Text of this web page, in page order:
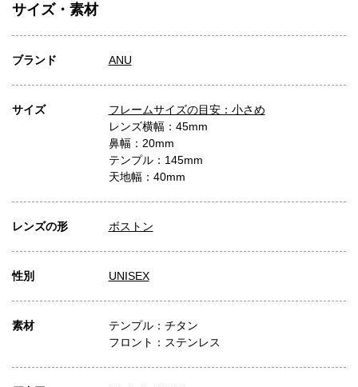
サイズ・素材
ブランド ANU
サイズ
フレームサイズの目安：小さめ
レンズ横幅：45mm
鼻幅：20mm
テンプル：145mm
天地幅：40mm
レンズの形 ボストン
性別 UNISEX
素材
テンプル：チタン
フロント：ステンレス